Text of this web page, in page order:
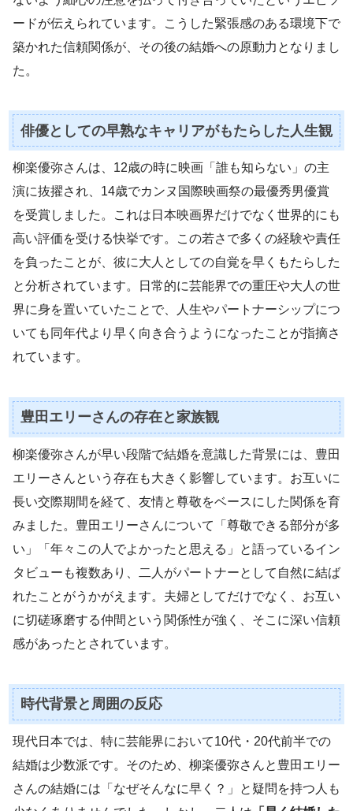
ードが伝えられています。こうした緊張感のある環境下で
築かれた信頼関係が、その後の結婚への原動力となりまし
た。
俳優としての早熟なキャリアがもたらした人生観
柳楽優弥さんは、12歳の時に映画「誰も知らない」の主
演に抜擢され、14歳でカンヌ国際映画祭の最優秀男優賞
を受賞しました。これは日本映画界だけでなく世界的にも
高い評価を受ける快挙です。この若さで多くの経験や責任
を負ったことが、彼に大人としての自覚を早くもたらした
と分析されています。日常的に芸能界での重圧や大人の世
界に身を置いていたことで、人生やパートナーシップにつ
いても同年代より早く向き合うようになったことが指摘さ
れています。
豊田エリーさんの存在と家族観
柳楽優弥さんが早い段階で結婚を意識した背景には、豊田
エリーさんという存在も大きく影響しています。お互いに
長い交際期間を経て、友情と尊敬をベースにした関係を育
みました。豊田エリーさんについて「尊敬できる部分が多
い」「年々この人でよかったと思える」と語っているイン
タビューも複数あり、二人がパートナーとして自然に結ば
れたことがうかがえます。夫婦としてだけでなく、お互い
に切磋琢磨する仲間という関係性が強く、そこに深い信頼
感があったとされています。
時代背景と周囲の反応
現代日本では、特に芸能界において10代・20代前半での
結婚は少数派です。そのため、柳楽優弥さんと豊田エリー
さんの結婚には「なぜそんなに早く？」と疑問を持つ人も